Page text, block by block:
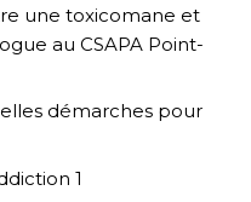
une toxicomane et
au CSAPA Point-
démarches pour
1